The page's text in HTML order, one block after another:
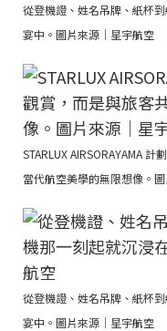
從登機證、姓名吊牌、紙杯
宴中。圖片來源｜星宇航空
STARLUX AIRSORAYAMA
當代航空美學的無限想像。
從登機證、姓名吊牌、紙杯
宴中。圖片來源｜星宇航空